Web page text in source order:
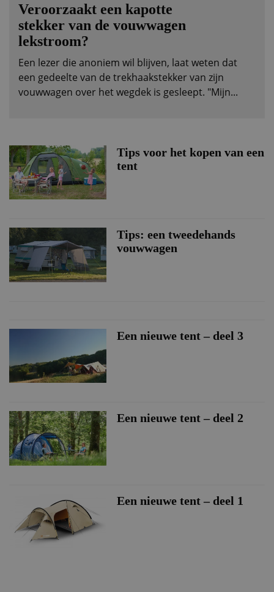
Veroorzaakt een kapotte
stekker van de vouwwagen
lekstroom?
Een lezer die anoniem wil blijven, laat weten dat
een gedeelte van de trekhaakstekker van zijn
vouwwagen over het wegdek is gesleept. "Mijn...
Tips voor het kopen van een
tent
Tips: een tweedehands
vouwwagen
Een nieuwe tent – deel 3
Een nieuwe tent – deel 2
Een nieuwe tent – deel 1